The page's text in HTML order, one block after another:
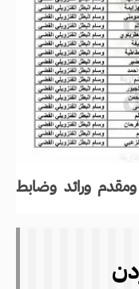
بالسماح لـ 100 عقيد ومقدم ورائد وضابط